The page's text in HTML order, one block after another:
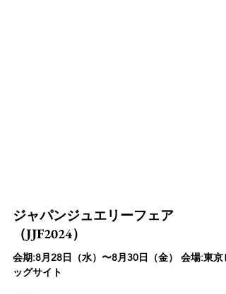
ジャパンジュエリーフェア
（JJF2024）